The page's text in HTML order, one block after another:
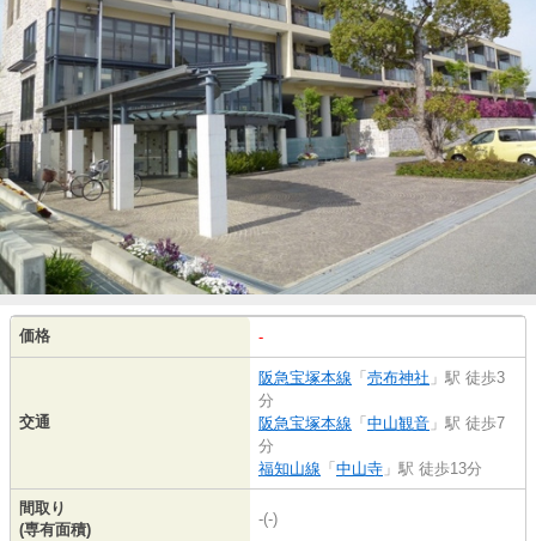
価格 -
交通
阪急宝塚本線 「 売布神社 」駅 徒歩3
分
阪急宝塚本線 「 中山観音 」駅 徒歩7
分
福知山線 「 中山寺 」駅 徒歩13分
間取り
(専有面積)
-(-)